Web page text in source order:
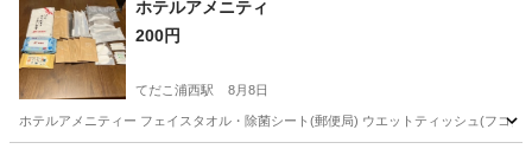
ホテルアメニティ
200円
てだこ浦西駅 8月8日
ホテルアメニティー フェイスタオル・除菌シート(郵便局) ウエットティッシュ(フ